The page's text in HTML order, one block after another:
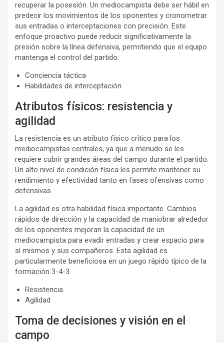
recuperar la posesión. Un mediocampista debe ser hábil en
predecir los movimientos de los oponentes y cronometrar
sus entradas o interceptaciones con precisión. Este
enfoque proactivo puede reducir significativamente la
presión sobre la línea defensiva, permitiendo que el equipo
mantenga el control del partido.
Conciencia táctica
Habilidades de interceptación
Atributos físicos: resistencia y
agilidad
La resistencia es un atributo físico crítico para los
mediocampistas centrales, ya que a menudo se les
requiere cubrir grandes áreas del campo durante el partido.
Un alto nivel de condición física les permite mantener su
rendimiento y efectividad tanto en fases ofensivas como
defensivas.
La agilidad es otra habilidad física importante. Cambios
rápidos de dirección y la capacidad de maniobrar alrededor
de los oponentes mejoran la capacidad de un
mediocampista para evadir entradas y crear espacio para
sí mismos y sus compañeros. Esta agilidad es
particularmente beneficiosa en un juego rápido típico de la
formación 3-4-3.
Resistencia
Agilidad
Toma de decisiones y visión en el
campo